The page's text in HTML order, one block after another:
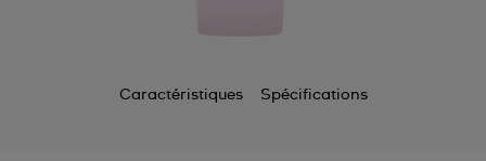
Caractéristiques Spécifications